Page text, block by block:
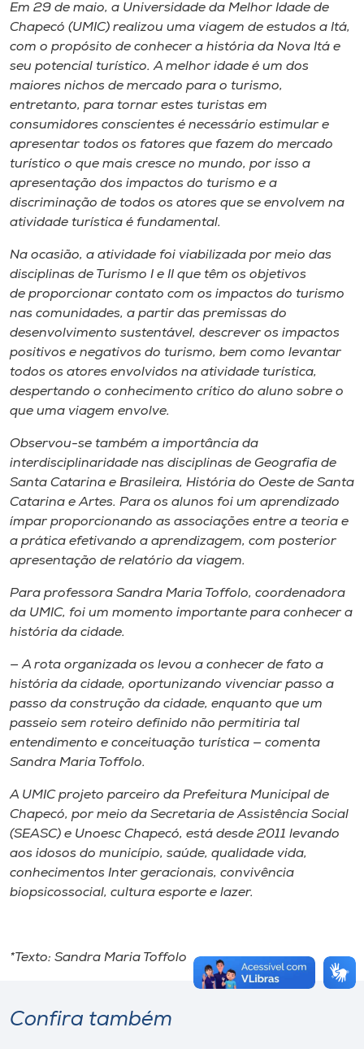
Unoesc
Store
Selecione
o idioma
Em 29 de maio, a Universidade da Melhor Idade de
Chapecó (UMIC) realizou uma viagem de estudos a Itá,
com o propósito de conhecer a história da Nova Itá e
seu potencial turístico. A melhor idade é um dos
maiores nichos de mercado para o turismo,
entretanto, para tornar estes turistas em
consumidores conscientes é necessário estimular e
apresentar todos os fatores que fazem do mercado
turístico o que mais cresce no mundo, por isso a
apresentação dos impactos do turismo e a
discriminação de todos os atores que se envolvem na
atividade turística é fundamental.
Na ocasião, a atividade foi viabilizada por meio das
disciplinas de Turismo I e II que têm os objetivos
de proporcionar contato com os impactos do turismo
nas comunidades, a partir das premissas do
desenvolvimento sustentável, descrever os impactos
positivos e negativos do turismo, bem como levantar
todos os atores envolvidos na atividade turística,
despertando o conhecimento crítico do aluno sobre o
que uma viagem envolve.
Observou-se também a importância da
interdisciplinaridade nas disciplinas de Geografia de
Santa Catarina e Brasileira, História do Oeste de Santa
Catarina e Artes. Para os alunos foi um aprendizado
ímpar proporcionando as associações entre a teoria e
a prática efetivando a aprendizagem, com posterior
apresentação de relatório da viagem.
Para professora Sandra Maria Toffolo, coordenadora
da UMIC, foi um momento importante para conhecer a
história da cidade.
— A rota organizada os levou a conhecer de fato a
história da cidade, oportunizando vivenciar passo a
passo da construção da cidade, enquanto que um
passeio sem roteiro definido não permitiria tal
entendimento e conceituação turística — comenta
Sandra Maria Toffolo.
A UMIC projeto parceiro da Prefeitura Municipal de
Chapecó, por meio da Secretaria de Assistência Social
(SEASC) e Unoesc Chapecó, está desde 2011 levando
aos idosos do município, saúde, qualidade vida,
conhecimentos Inter geracionais, convivência
biopsicossocial, cultura esporte e lazer.
*Texto: Sandra Maria Toffolo
Confira também